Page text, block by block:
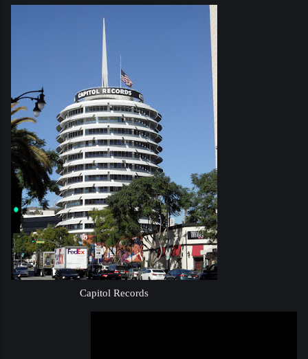
Capitol Records